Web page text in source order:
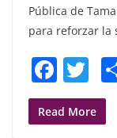
Pública de
para reforzar la
F
a
c
T
w
itt
Read More